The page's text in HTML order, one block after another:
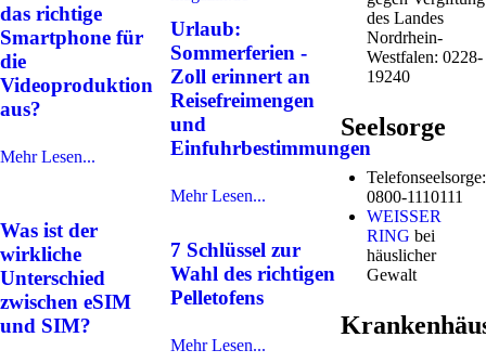
das richtige
Smartphone für
die
Videoproduktion
aus?
Mehr Lesen...
Urlaub:
Sommerferien -
Zoll erinnert an
Reisefreimengen
und
Einfuhrbestimmungen
Mehr Lesen...
Was ist der
wirkliche
Unterschied
zwischen eSIM
und SIM?
7 Schlüssel zur
Wahl des richtigen
Pelletofens
Mehr Lesen...
des Landes
Nordrhein-
Westfalen: 0228-
19240
Seelsorge
Telefonseelsorge:
0800-1110111
WEISSER
RING bei
häuslicher
Gewalt